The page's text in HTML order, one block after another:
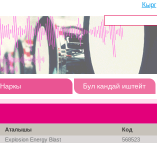
Кырг
Наркы Бул кандай иштейт
Аталышы Код
Explosion Energy Blast
568523